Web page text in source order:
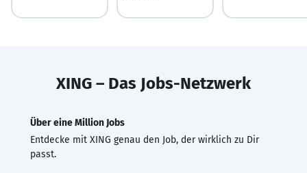
XING – Das Jobs-Netzwerk
Über eine Million Jobs
Entdecke mit XING genau den Job, der wirklich zu Dir
passt.